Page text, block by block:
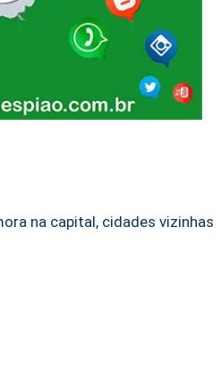
na capital, cidades vizinhas